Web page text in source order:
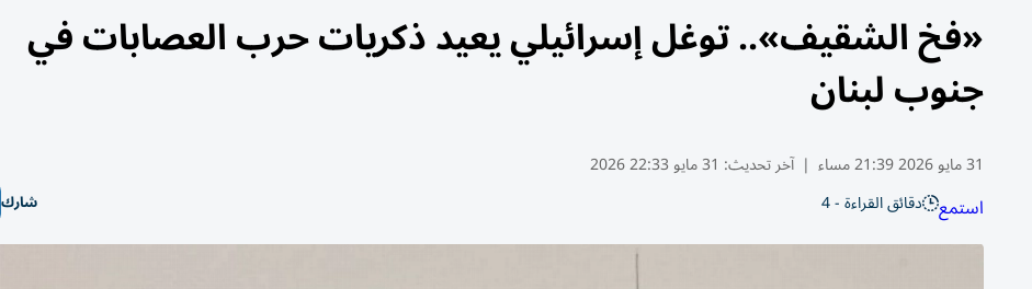
«فخ الشقيف».. توغل إسرائيلي يعيد ذكريات حرب العصابات في
جنوب لبنان
31 مايو 2026 21:39 مساء | آخر تحديث: 31 مايو 22:33 2026
استمع دقائق القراءة - 4 شارك